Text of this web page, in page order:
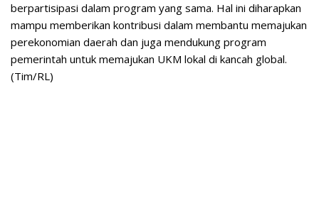
berpartisipasi dalam program yang sama. Hal ini diharapkan
mampu memberikan kontribusi dalam membantu memajukan
perekonomian daerah dan juga mendukung program
pemerintah untuk memajukan UKM lokal di kancah global.
(Tim/RL)